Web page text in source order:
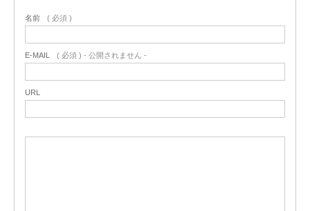
名前 ( 必須 )
E-MAIL ( 必須 ) - 公開されません -
URL